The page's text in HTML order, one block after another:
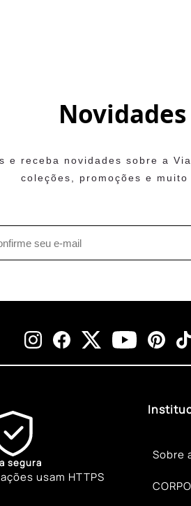
Novidades
e receba novidades sobre a
coleções, promoções e muito
segura
usam HTTPS
Sobre